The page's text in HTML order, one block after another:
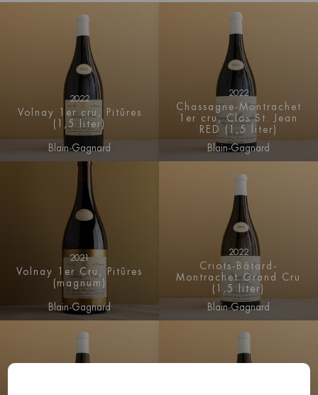
2022
Volnay 1er cru, Pitûres
(1,5 liter)
Blain-Gagnard
2022
Chassagne-Montrachet
1er cru, Clos St. Jean
RED (1,5 liter)
Blain-Gagnard
2021
Volnay 1er Cru, Pitûres
(magnum)
Blain-Gagnard
2022
Criots-Bâtard-
Montrachet Grand Cru
(1,5 liter)
Blain-Gagnard